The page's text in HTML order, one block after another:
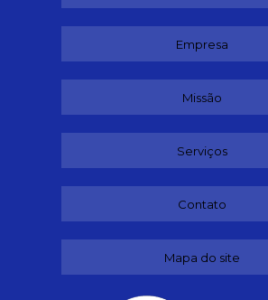
Empresa
Missão
Serviços
Contato
Mapa do site